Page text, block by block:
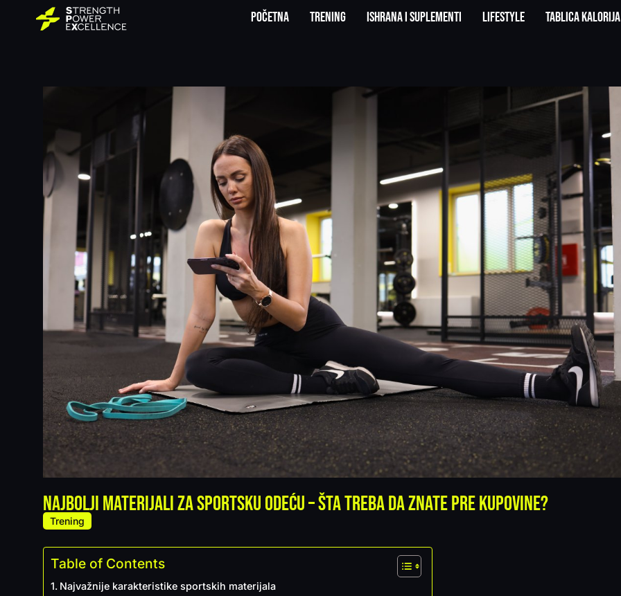
Početna Trening Ishrana i suplementi Lifestyle Tablica kalorija
Najbolji materijali za sportsku odeću – šta treba da znate pre kupovine?
Trening
Table of Contents
Najvažnije karakteristike sportskih materijala